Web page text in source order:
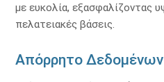
με ευκολία, εξασφαλίζοντας
πελατειακές βάσεις.
Απόρρητο